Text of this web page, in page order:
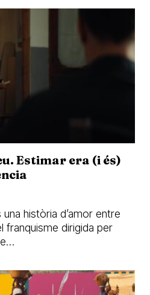
Estimar era (i és)
història d’amor entre
franquisme dirigida per